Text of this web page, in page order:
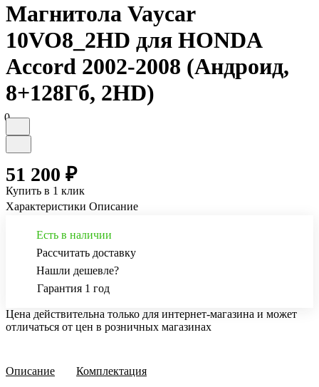
Магнитола Vaycar
10VO8_2HD для HONDA
Accord 2002-2008 (Андроид,
8+128Гб, 2HD)
0
51 200 ₽
Купить в 1 клик
Характеристики Описание
Есть в наличии
Рассчитать доставку
Нашли дешевле?
Гарантия 1 год
Цена действительна только для интернет-магазина и может
отличаться от цен в розничных магазинах
Описание Комплектация